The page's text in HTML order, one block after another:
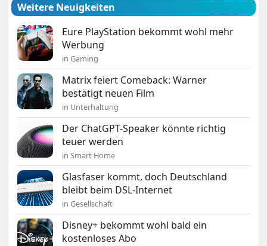
Weitere Neuigkeiten
Eure PlayStation bekommt wohl mehr
Werbung
in Gaming
Matrix feiert Comeback: Warner
bestätigt neuen Film
in Unterhaltung
Der ChatGPT-Speaker könnte richtig
teuer werden
in Smart Home
Glasfaser kommt, doch Deutschland
bleibt beim DSL-Internet
in Gesellschaft
Disney+ bekommt wohl bald ein
kostenloses Abo